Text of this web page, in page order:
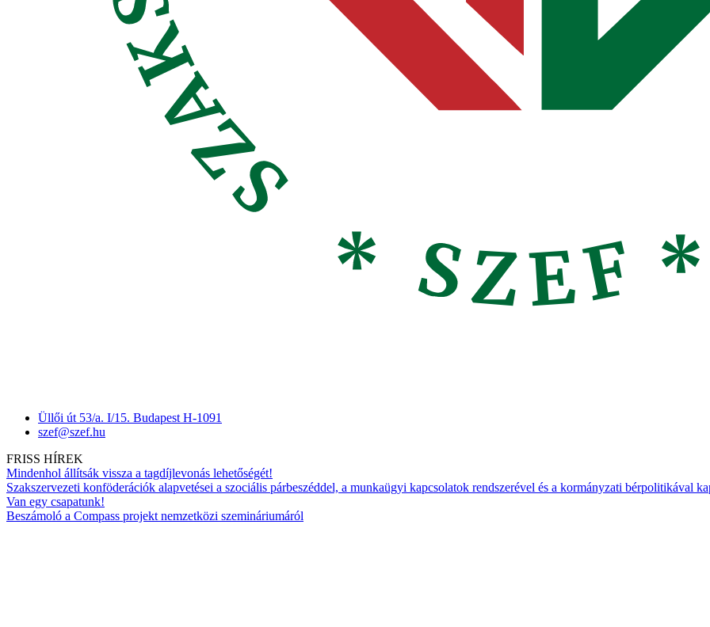
Üllői út 53/a. I/15. Budapest H-1091
szef@szef.hu
FRISS HÍREK
Mindenhol állítsák vissza a tagdíjlevonás lehetőségét!
Szakszervezeti konföderációk alapvetései a szociális párbeszéddel, a munkaügyi kapcsolatok rendszerével és a kormányzati bérpolitikával
Van egy csapatunk!
Beszámoló a Compass projekt nemzetközi szemináriumáról